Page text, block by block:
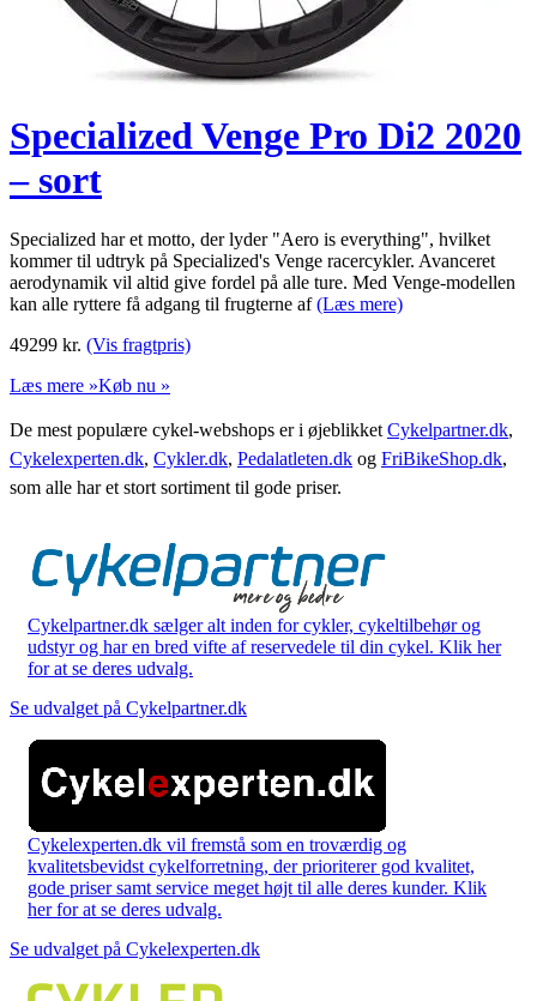
Specialized Venge Pro Di2 2020
– sort
Specialized har et motto, der lyder "Aero is everything", hvilket
kommer til udtryk på Specialized's Venge racercykler. Avanceret
aerodynamik vil altid give fordel på alle ture. Med Venge-modellen
kan alle ryttere få adgang til frugterne af(Læs mere)
49299 kr. (Vis fragtpris)
Læs mere »Køb nu »
De mest populære cykel-webshops er i øjeblikket Cykelpartner.dk,
Cykelexperten.dk, Cykler.dk, Pedalatleten.dk og FriBikeShop.dk,
som alle har et stort sortiment til gode priser.
Cykelpartner.dk sælger alt inden for cykler, cykeltilbehør og
udstyr og har en bred vifte af reservedele til din cykel. Klik her
for at se deres udvalg.
Se udvalget på Cykelpartner.dk
Cykelexperten.dk vil fremstå som en troværdig og
kvalitetsbevidst cykelforretning, der prioriterer god kvalitet,
gode priser samt service meget højt til alle deres kunder. Klik
her for at se deres udvalg.
Se udvalget på Cykelexperten.dk